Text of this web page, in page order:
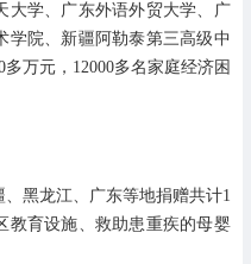
大学、广东外语外贸大学、广
学院、新疆阿勒泰第三高级中
万元，12000多名家庭经济困
黑龙江、广东等地捐赠共计1
教育设施、救助患重疾的母婴